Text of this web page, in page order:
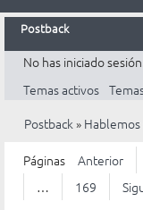
Postback
Inicio
Postback
Reglas
Búsqueda
Registrarte
No has iniciado
Temas activos
Postback»
Páginas Anterior
…
169